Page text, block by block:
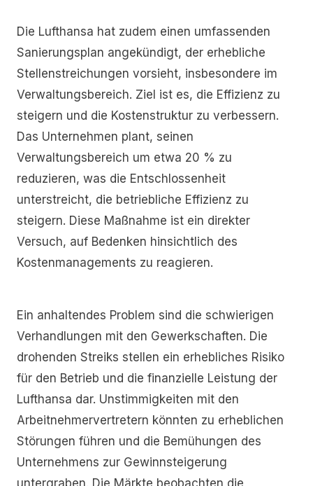
Die Lufthansa hat zudem einen umfassenden
Sanierungsplan angekündigt, der erhebliche
Stellenstreichungen vorsieht, insbesondere im
Verwaltungsbereich. Ziel ist es, die Effizienz zu
steigern und die Kostenstruktur zu verbessern.
Das Unternehmen plant, seinen
Verwaltungsbereich um etwa 20 % zu
reduzieren, was die Entschlossenheit
unterstreicht, die betriebliche Effizienz zu
steigern. Diese Maßnahme ist ein direkter
Versuch, auf Bedenken hinsichtlich des
Kostenmanagements zu reagieren.
Ein anhaltendes Problem sind die schwierigen
Verhandlungen mit den Gewerkschaften. Die
drohenden Streiks stellen ein erhebliches Risiko
für den Betrieb und die finanzielle Leistung der
Lufthansa dar. Unstimmigkeiten mit den
Arbeitnehmervertretern könnten zu erheblichen
Störungen führen und die Bemühungen des
Unternehmens zur Gewinnsteigerung